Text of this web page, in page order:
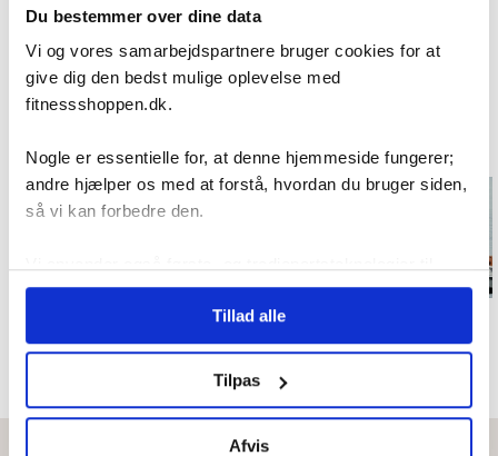
Du bestemmer over dine data
Vi og vores samarbejdspartnere bruger cookies for at
give dig den bedst mulige oplevelse med
fitnessshoppen.dk.
Nogle er essentielle for, at denne hjemmeside fungerer;
andre hjælper os med at forstå, hvordan du bruger siden,
så vi kan forbedre den.
marketing formål. Klik på “Tillad alle” for at fortsætte som
angivet, eller klik på “Tilpas” for at vælge, hvilke typer
cookies du vil acceptere.
Tillad alle
Tilpas
Afvis
Læs mere omFitnessshoppen og vores historie her